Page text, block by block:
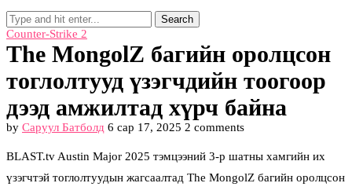
Search
Counter-Strike 2
The MongolZ багийн оролцсон
тоглолтууд үзэгчдийн тоогоор
дээд амжилтад хүрч байна
by Саруул Батболд 6 сар 17, 2025 2 comments
BLAST.tv Austin Major 2025 тэмцээний 3-р шатны хамгийн их
үзэгчтэй тоглолтуудын жагсаалтад The MongolZ багийн оролцсон